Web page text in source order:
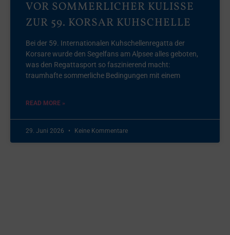
VOR SOMMERLICHER KULISSE
ZUR 59. KORSAR KUHSCHELLE
Bei der 59. Internationalen Kuhschellenregatta der
Korsare wurde den Segelfans am Alpsee alles geboten,
was den Regattasport so faszinierend macht:
traumhafte sommerliche Bedingungen mit einem
READ MORE »
29. Juni 2026 Keine Kommentare